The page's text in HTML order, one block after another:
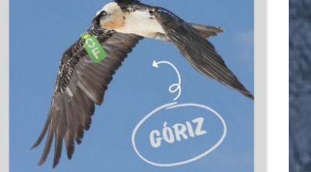
se
pueden
elegir
en
la
página
de
producto